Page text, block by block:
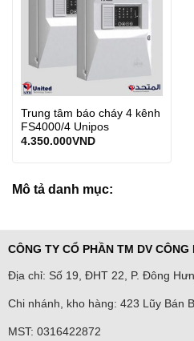
Trung tâm báo cháy 4 kênh
FS4000/4 Unipos
4.350.000VND
Mô tả danh mục:
CÔNG TY CỔ PHẦN TM DV CÔNG
Địa chỉ: Số 19, ĐHT 22, P. Đông
Chi nhánh, kho hàng: 423 Lũy Bán
MST: 0316422872